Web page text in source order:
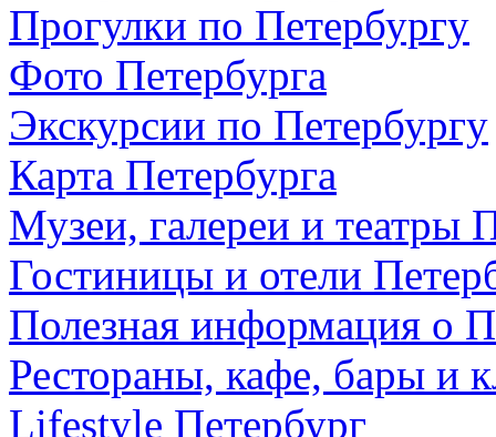
Прогулки по Петербургу
Фото Петербурга
Экскурсии по Петербургу
Карта Петербурга
Музеи, галереи и театры
Гостиницы и отели
Полезная информация о
Рестораны, кафе, бары и
Lifestyle Петербург